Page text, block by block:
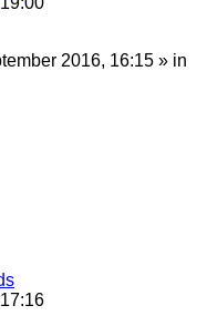
2016, 16:15 » in